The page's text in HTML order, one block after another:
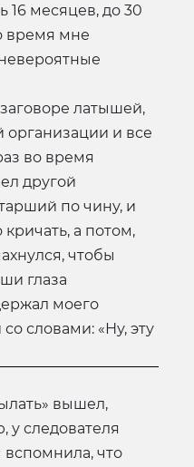
месяцев, до 30
время мне
латышей,
организации и все
во время
другой
по чину, и
а потом,
чтобы
глаза
моего
словами: «Ну, эту
вышел,
у следователя
вспомнила, что